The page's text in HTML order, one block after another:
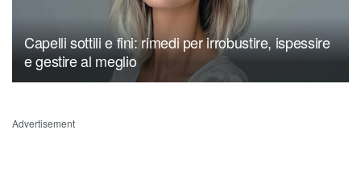
Capelli sottili e fini: rimedi per irrobustire, ispessire
e gestire al meglio
Advertisement